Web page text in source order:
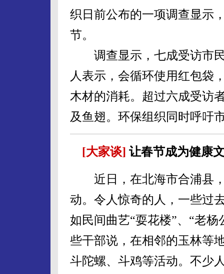
织日前公布的一项调查显示
节。
调查显示，七成受访市民
人表示，会循环使用红包袋
木材的消耗。超过六成受访
及鱼翅。环保组织同时呼吁
[大家谈] 让春节成为健康
近日，在北海市合浦县，
动。令人惊奇的人，一些过
如民间曲艺“耍花楼”、“老
些干部说，在相邻的玉林等
斗陀螺、斗鸡等活动。不少